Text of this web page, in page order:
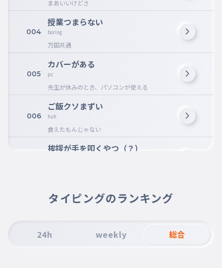
まあいいけどさ
004
授業つまらない
boring
万国共通
005
カバーがある
pc
先生が休みのとき、パソコンが使える
006
ご飯クソまずい
huh
食えたもんじゃない
挨拶が手を叩くやつ（？）
学校クソでかい
dekai
終業式の日先生がラップする
タイピングのランキング
24h weekly 総合